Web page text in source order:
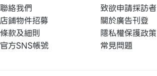
聯絡我們
致欲申請採訪者
店鋪物件招募
關於廣告刊登
條款及細則
隱私權保護政策
官方SNS帳號
常見問題